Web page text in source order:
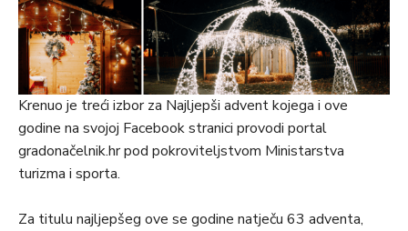
Krenuo je treći izbor za Najljepši advent kojega i ove
godine na svojoj Facebook stranici provodi portal
gradonačelnik.hr pod pokroviteljstvom Ministarstva
turizma i sporta.
Za titulu najljepšeg ove se godine natječu 63 adventa,